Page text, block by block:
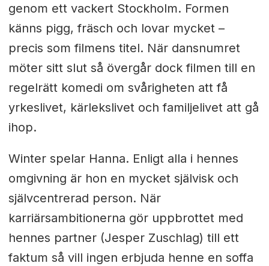
genom ett vackert Stockholm. Formen
känns pigg, fräsch och lovar mycket ­­–
precis som filmens titel. När dansnumret
möter sitt slut så övergår dock filmen till en
regelrätt komedi om svårigheten att få
yrkeslivet, kärlekslivet och familjelivet att gå
ihop.
Winter spelar Hanna. Enligt alla i hennes
omgivning är hon en mycket självisk och
självcentrerad person. När
karriärsambitionerna gör uppbrottet med
hennes partner (Jesper Zuschlag) till ett
faktum så vill ingen erbjuda henne en soffa